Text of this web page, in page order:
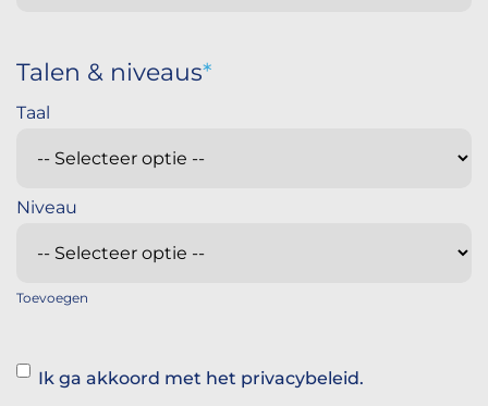
Talen & niveaus
Toevoegen
Instemming
Ik ga akkoord met het privacybeleid.